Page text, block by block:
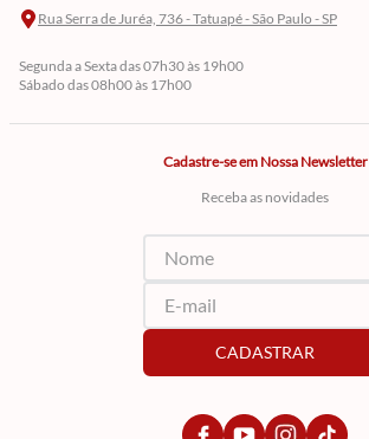
Rua Serra de Juréa, 736 - Tatuapé - São Paulo - SP
Segunda a Sexta das 07h30 às 19h00
Sábado das 08h00 às 17h00
Cadastre-se em Nossa Newsletter
Receba as novidades
CADASTRAR